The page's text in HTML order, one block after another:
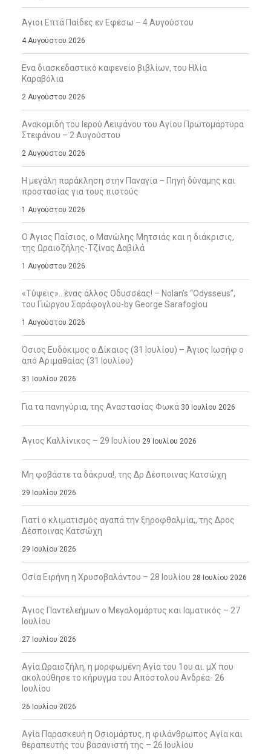
Άγιοι Επτά Παίδες εν Εφέσω – 4 Αυγούστου
4 Αυγούστου 2026
Ενα διασκεδαστικό καφενείο βιβλίων, του Ηλία
Καραβόλια
2 Αυγούστου 2026
Ανακομιδή του Ιερού Λειψάνου του Αγίου Πρωτομάρτυρα
Στεφάνου – 2 Αυγούστου
2 Αυγούστου 2026
Η μεγάλη παράκληση στην Παναγία – Πηγή δύναμης και
προστασίας για τους πιστούς
1 Αυγούστου 2026
Ο Άγιος Παΐσιος, ο Μανώλης Μητσιάς και η διάκρισις,
της Ωραιοζήλης-Τζίνας Δαβιλά
1 Αυγούστου 2026
«Τύψεις»…ένας άλλος Οδυσσέας! – Nolan’s “Odysseus”,
του Γιώργου Σαράφογλου-by George Sarafoglou
1 Αυγούστου 2026
Όσιος Ευδόκιμος ο Δίκαιος (31 Ιουλίου) – Άγιος Ιωσήφ ο
από Αριμαθαίας (31 Ιουλίου)
31 Ιουλίου 2026
Για τα πανηγύρια, της Αναστασίας Φωκά 30 Ιουλίου 2026
Άγιος Καλλίνικος – 29 Ιουλίου 29 Ιουλίου 2026
Μη φοβάστε τα δάκρυα!, της Δρ Δέσποινας Κατσώχη
29 Ιουλίου 2026
Γιατί ο κλιματισμός αγαπά την ξηροφθαλμία;, της Δρος
Δέσποινας Κατσώχη
29 Ιουλίου 2026
Οσία Ειρήνη η Χρυσοβαλάντου – 28 Ιουλίου 28 Ιουλίου 2026
Άγιος Παντελεήμων ο Μεγαλομάρτυς και Ιαματικός – 27
Ιουλίου
27 Ιουλίου 2026
Αγία Ωραιοζήλη, η μορφωμένη Αγία του 1ου αι. μΧ που
ακολούθησε το κήρυγμα του Απόστολου Ανδρέα- 26
Ιουλίου
26 Ιουλίου 2026
Αγία Παρασκευή η Οσιομάρτυς, η φιλάνθρωπος Αγία και
θεραπευτής του βασανιστή της – 26 Ιουλίου